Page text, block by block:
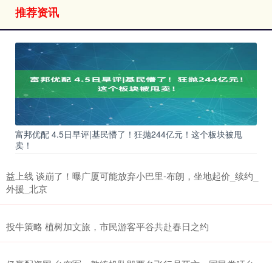
推荐资讯
富邦优配 4.5日早评|基民懵了！狂抛244亿元！这个板块被甩
卖！
益上线 谈崩了！曝广厦可能放弃小巴里-布朗，坐地起价_续约_
外援_北京
投牛策略 植树加文旅，市民游客平谷共赴春日之约